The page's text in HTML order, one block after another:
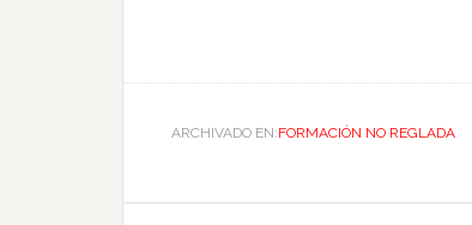
ARCHIVADO EN:FORMACIÓN NO REGLADA